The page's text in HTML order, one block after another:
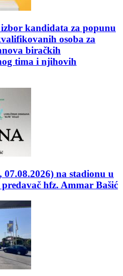
kandidata za popunu
osoba za
biračkih
tima i njihovih
07.08.2026) na stadionu u
hfz. Ammar Bašić